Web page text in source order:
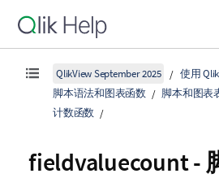
QlikView September 2025
使用
脚本语法和图表函数
脚本和图表
计数函数
fieldvaluecount -